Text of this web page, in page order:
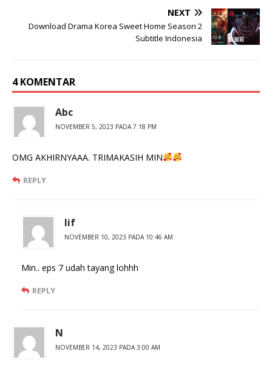
NEXT
Download Drama Korea Sweet Home Season 2
Subtitle Indonesia
4 KOMENTAR
Abc
NOVEMBER 5, 2023 PADA 7:18 PM
OMG AKHIRNYAAA. TRIMAKASIH MIN
REPLY
Iif
NOVEMBER 10, 2023 PADA 10:46 AM
Min.. eps 7 udah tayang lohhh
REPLY
N
NOVEMBER 14, 2023 PADA 3:00 AM